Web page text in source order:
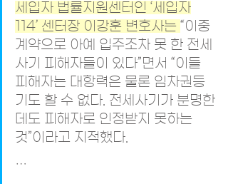
세입자 법률지원센터인 ‘세입자
114’ 센터장 이강훈 변호사는 “이중
계약으로 아예 입주조차 못 한 전세
사기 피해자들이 있다”면서 “이들
피해자는 대항력은 물론 임차권등
기도 할 수 없다. 전세사기가 분명한
데도 피해자로 인정받지 못하는
것”이라고 지적했다.
…